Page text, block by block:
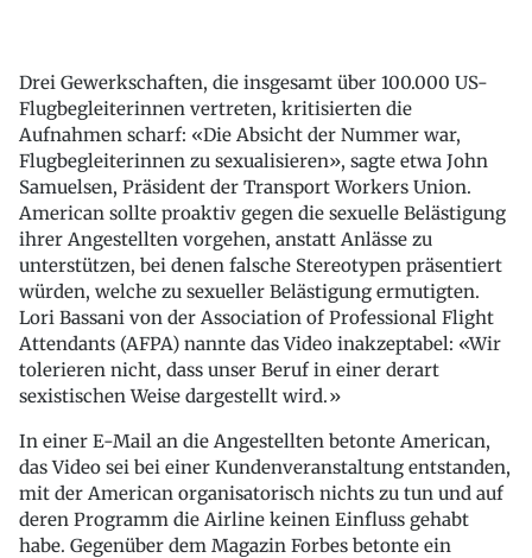
Drei Gewerkschaften, die insgesamt über 100.000 US-
Flugbegleiterinnen vertreten, kritisierten die
Aufnahmen scharf: «Die Absicht der Nummer war,
Flugbegleiterinnen zu sexualisieren», sagte etwa John
Samuelsen, Präsident der Transport Workers Union.
American sollte proaktiv gegen die sexuelle Belästigung
ihrer Angestellten vorgehen, anstatt Anlässe zu
unterstützen, bei denen falsche Stereotypen präsentiert
würden, welche zu sexueller Belästigung ermutigten.
Lori Bassani von der Association of Professional Flight
Attendants (AFPA) nannte das Video inakzeptabel: «Wir
tolerieren nicht, dass unser Beruf in einer derart
sexistischen Weise dargestellt wird.»
In einer E-Mail an die Angestellten betonte American,
das Video sei bei einer Kundenveranstaltung entstanden,
mit der American organisatorisch nichts zu tun und auf
deren Programm die Airline keinen Einfluss gehabt
habe. Gegenüber dem Magazin Forbes betonte ein